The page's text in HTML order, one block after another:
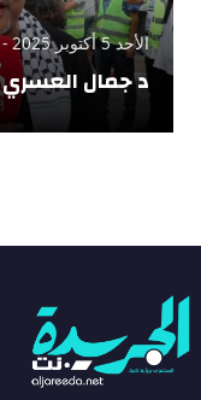
الأحد 5 أكتوبر 2025 - 16:06
د جمال العسري